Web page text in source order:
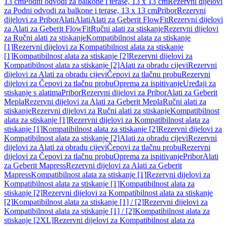
za Podni odvodi za balkone i terase, 13 x 13 cmPriborRezervni
dijelovi za PriborAlatiAlatiAlati za Geberit FlowFitRezervni dijelovi
za Alati za Geberit FlowFitRučni alati za stiskanjeRezervni dijelovi
za Ručni alati za stiskanjeKompatibilnost alata za stiskanje
[1]Rezervni dijelovi za Kompatibilnost alata za stiskanje
[1]Kompatibilnost alata za stiskanje [2]Rezervni dijelovi za
Kompatibilnost alata za stiskanje [2]Alati za obradu cijeviRezervni
dijelovi za Alati za obradu cijeviČepovi za tlačnu probuRezervni
dijelovi za Čepovi za tlačnu probuOprema za ispitivanjeUređaji za
stiskanje s alatimaPriborRezervni dijelovi za PriborAlati za Geberit
MeplaRezervni dijelovi za Alati za Geberit MeplaRučni alati za
stiskanjeRezervni dijelovi za Ručni alati za stiskanjeKompatibilnost
alata za stiskanje [1]Rezervni dijelovi za Kompatibilnost alata za
stiskanje [1]Kompatibilnost alata za stiskanje [2]Rezervni dijelovi za
Kompatibilnost alata za stiskanje [2]Alati za obradu cijeviRezervni
dijelovi za Alati za obradu cijeviČepovi za tlačnu probuRezervni
dijelovi za Čepovi za tlačnu probuOprema za ispitivanjePriborAlati
za Geberit MapressRezervni dijelovi za Alati za Geberit
MapressKompatibilnost alata za stiskanje [1]Rezervni dijelovi za
Kompatibilnost alata za stiskanje [1]Kompatibilnost alata za
stiskanje [2]Rezervni dijelovi za Kompatibilnost alata za stiskanje
[2]Kompatibilnost alata za stiskanje [1] / [2]Rezervni dijelovi za
Kompatibilnost alata za stiskanje [1] / [2]Kompatibilnost alata za
stiskanje [2XL]Rezervni dijelovi za Kompatibilnost alata za